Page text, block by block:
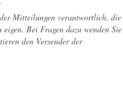
Mitteilungen verantwortlich, die
Bei Fragen dazu wenden Sie
den Versender der